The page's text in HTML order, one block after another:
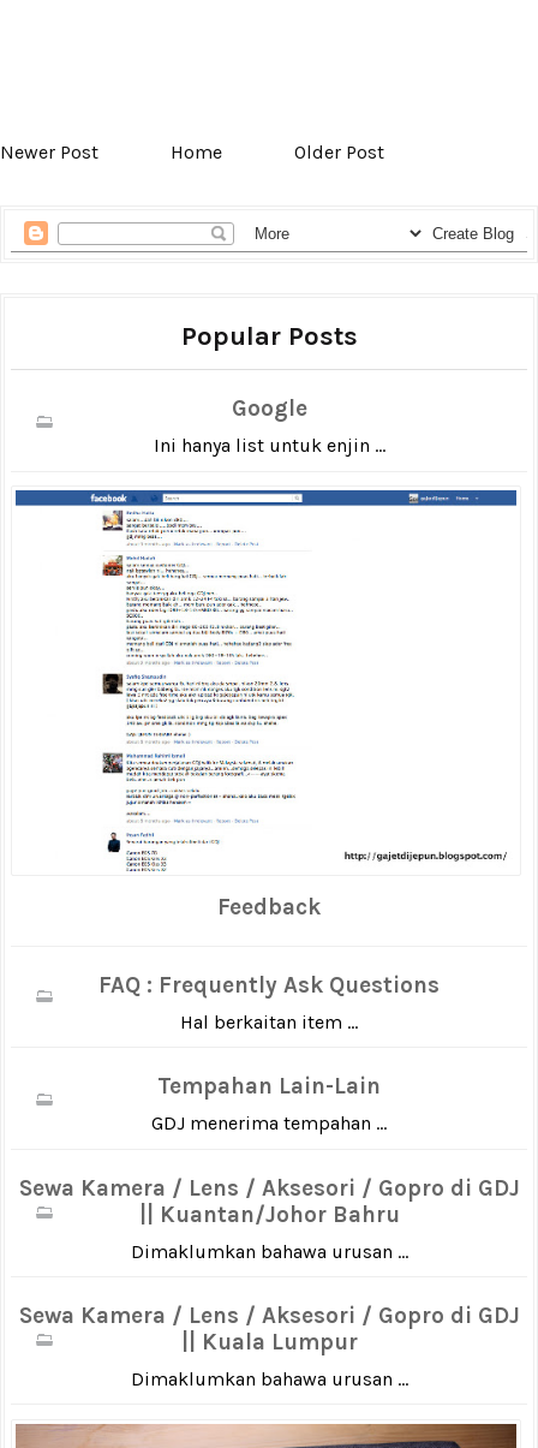
Newer Post Home Older Post
Popular Posts
Google
Ini hanya list untuk enjin ...
Feedback
FAQ : Frequently Ask Questions
Hal berkaitan item ...
Tempahan Lain-Lain
GDJ menerima tempahan ...
Sewa Kamera / Lens / Aksesori / Gopro di GDJ
|| Kuantan/Johor Bahru
Dimaklumkan bahawa urusan ...
Sewa Kamera / Lens / Aksesori / Gopro di GDJ
|| Kuala Lumpur
Dimaklumkan bahawa urusan ...